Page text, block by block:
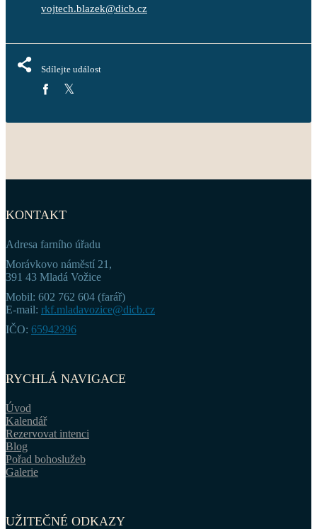
vojtech.blazek@dicb.cz
Sdílejte událost
KONTAKT
Adresa farního úřadu
Morávkovo náměstí 21,
391 43 Mladá Vožice
Mobil: 602 762 604 (farář)
E-mail: rkf.mladavozice@dicb.cz
IČO: 65942396
RYCHLÁ NAVIGACE
Úvod
Kalendář
Rezervovat intenci
Blog
Pořad bohoslužeb
Galerie
UŽITEČNÉ ODKAZY